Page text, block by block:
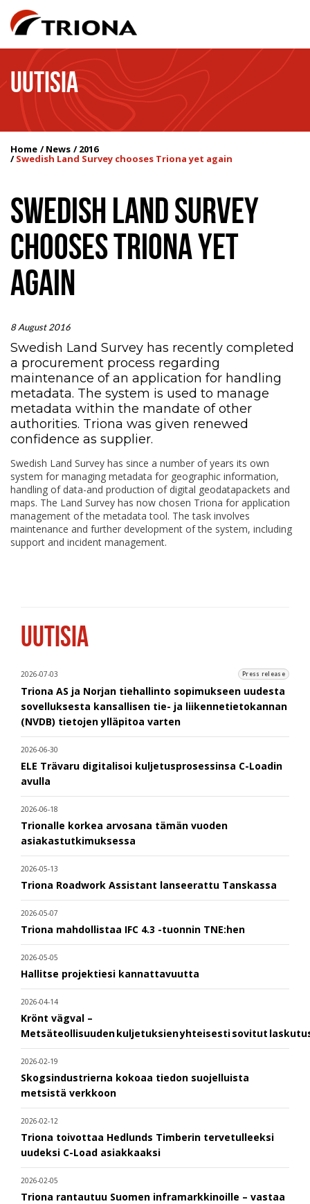
UUTISIA
Home News 2016
Swedish Land Survey chooses Triona yet again
SWEDISH LAND SURVEY
CHOOSES TRIONA YET
AGAIN
8 August 2016
Swedish Land Survey has recently completed
a procurement process regarding
maintenance of an application for handling
metadata. The system is used to manage
metadata within the mandate of other
authorities. Triona was given renewed
confidence as supplier.
Swedish Land Survey has since a number of years its own
system for managing metadata for geographic information,
handling of data-and production of digital geodatapackets and
maps. The Land Survey has now chosen Triona for application
management of the metadata tool. The task involves
maintenance and further development of the system, including
support and incident management.
UUTISIA
2026-07-03 Press release
Triona AS ja Norjan tiehallinto sopimukseen uudesta
sovelluksesta kansallisen tie- ja liikennetietokannan
(NVDB) tietojen ylläpitoa varten
2026-06-30
ELE Trävaru digitalisoi kuljetusprosessinsa C-Loadin
avulla
2026-06-18
Trionalle korkea arvosana tämän vuoden
asiakastutkimuksessa
2026-05-13
Triona Roadwork Assistant lanseerattu Tanskassa
2026-05-07
Triona mahdollistaa IFC 4.3 -tuonnin TNE:hen
2026-05-05
Hallitse projektiesi kannattavuutta
2026-04-14
Krönt vägval –
Metsäteollisuuden kuljetuksien yhteisesti sovitut
2026-02-19
Skogsindustrierna kokoaa tiedon suojelluista
metsistä verkkoon
2026-02-12
Triona toivottaa Hedlunds Timberin tervetulleeksi
uudeksi C-Load asiakkaaksi
2026-02-05
Triona rantautuu Suomen inframarkkinoille – vastaa